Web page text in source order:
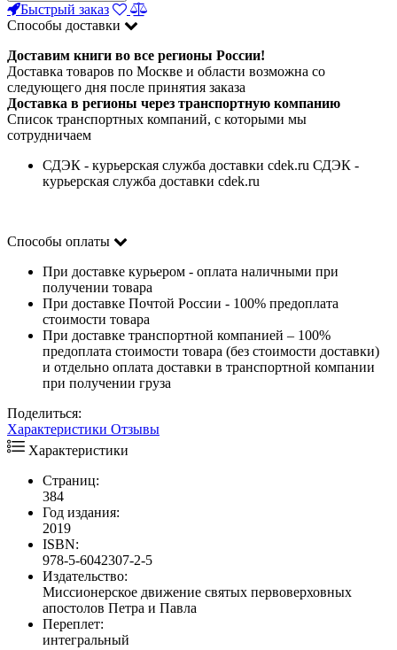
Быстрый заказ
Способы доставки
Доставим книги во все регионы России!
Доставка товаров по Москве и области возможна со
следующего дня после принятия заказа
Доставка в регионы через транспортную компанию
Список транспортных компаний, с которыми мы
сотрудничаем
СДЭК - курьерская служба доставки cdek.ru СДЭК -
курьерская служба доставки cdek.ru
Способы оплаты
При доставке курьером - оплата наличными при
получении товара
При доставке Почтой России - 100% предоплата
стоимости товара
При доставке транспортной компанией – 100%
предоплата стоимости товара (без стоимости доставки)
и отдельно оплата доставки в транспортной компании
при получении груза
Поделиться:
Характеристики Отзывы
Характеристики
Страниц:
384
Год издания:
2019
ISBN:
978-5-6042307-2-5
Издательство:
Миссионерское движение святых первоверховных
апостолов Петра и Павла
Переплет:
интегральный